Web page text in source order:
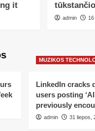
it
admin
MUZIKOS
LinkedIn cracks
users posting
previously
admin 31 liepos,